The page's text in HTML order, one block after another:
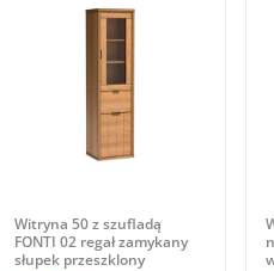
Witryna 50 z szufladą
FONTI 02 regał zamykany
słupek przeszklony